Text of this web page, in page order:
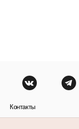
Контакты